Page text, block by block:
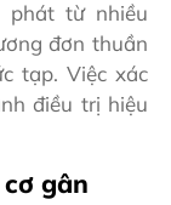
từ nhiều
đơn thuần
tạp. Việc xác
điều trị hiệu
gân